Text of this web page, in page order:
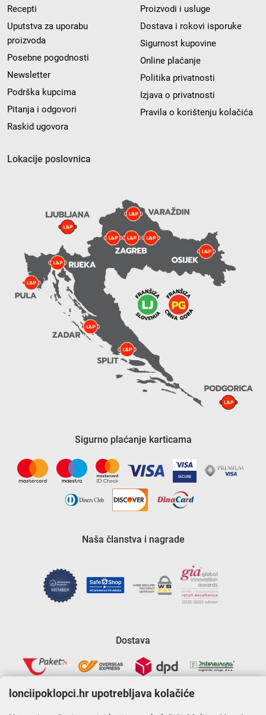
Recepti
Uputstva za uporabu
proizvoda
Posebne pogodnosti
Newsletter
Podrška kupcima
Pitanja i odgovori
Raskid ugovora
Proizvodi i usluge
Dostava i rokovi isporuke
Sigurnost kupovine
Online plaćanje
Politika privatnosti
Izjava o privatnosti
Pravila o korištenju kolačića
Lokacije poslovnica
Sigurno plaćanje karticama
Naša članstva i nagrade
Dostava
lonciipoklopci.hr upotrebljava kolačiće